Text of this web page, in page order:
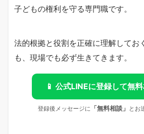
子どもの権利を守る専門職です。
法的根拠と役割を正確に理解してお
も、現場でも必ず生きてきます。
📱 公式LINEに登録して無
登録後メッセージに 「無料相談」 とお